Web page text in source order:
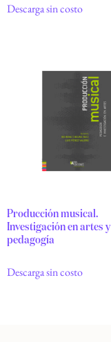
Descarga sin costo
Producción musical.
Investigación en artes y
pedagogía
Descarga sin costo